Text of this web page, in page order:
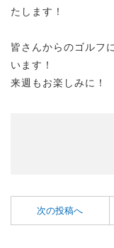
たします！
皆さんからのゴルフ
います！
来週もお楽しみに！
次の投稿へ